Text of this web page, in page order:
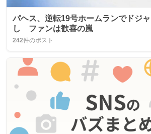
パヘス、逆転19号ホームランでドジ
し ファンは歓喜の嵐
242件のポスト